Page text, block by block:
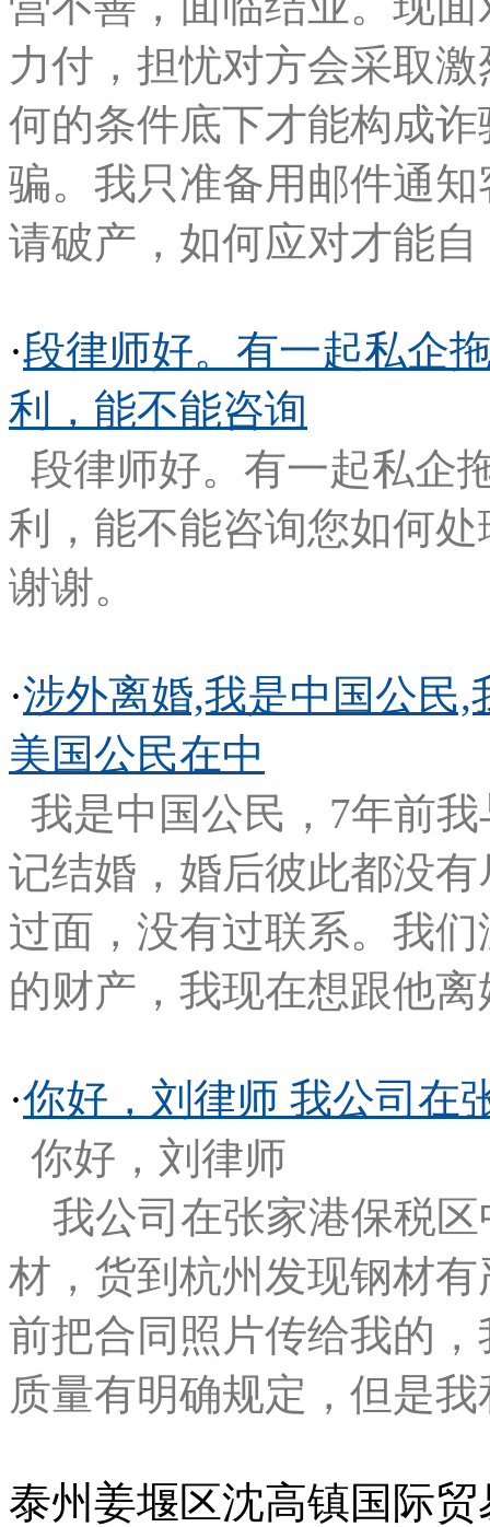
力付，担忧对方会采取
何的条件底下才能构成
骗。我只准备用邮件通
请破产，如何应对才能自
·段律师好。有一起私企
利，能不能咨询
段律师好。有一起私企
利，能不能咨询您如何
谢谢。
·涉外离婚,我是中国公民
美国公民在中
我是中国公民，7年前
记结婚，婚后彼此都没
过面，没有过联系。我
的财产，我现在想跟他
·你好，刘律师 我公司在
你好，刘律师
我公司在张家港保税区
材，货到杭州发现钢材
前把合同照片传给我的
质量有明确规定，但是
泰州姜堰区沈高镇国际贸